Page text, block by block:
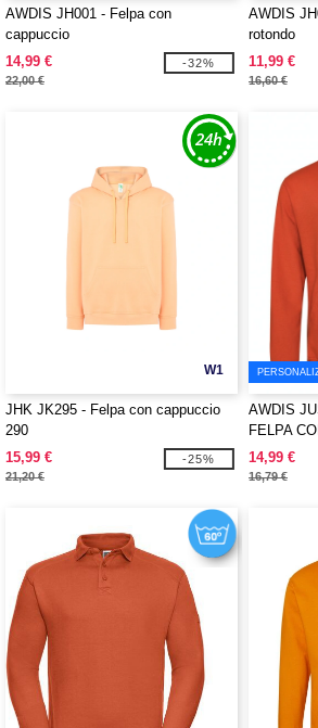
AWDIS JH001 - Felpa con
cappuccio
14,99 €
22,00 €
-32%
AWDIS
rotondo
11,99 €
16,60 €
W1
JHK JK295 - Felpa con cappuccio
290
15,99 €
21,20 €
-25%
AWDIS
FELPA
14,99 €
16,79 €